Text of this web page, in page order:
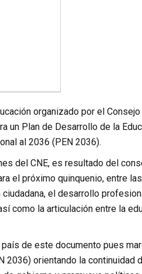
organizado por el
un Plan de Desarrollo de la
al 2036 (PEN 2036).
del CNE, es resultado del
el próximo quinquenio, entre
el desarrollo
como la articulación entre la
de este documento pues
2036) orientando la continuidad